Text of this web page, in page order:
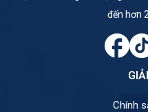
đến hơn
Chính